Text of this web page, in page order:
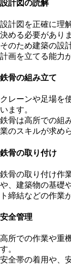
設計図の読解
設計図を正確に理
決める必要があり
そのため建築の設
計画を立てる能力
鉄骨の組み立て
クレーンや足場を
います。
鉄骨は高所での組
業のスキルが求め
鉄骨の取り付け
鉄骨の取り付け作
や、建築物の基礎
ト締結などの作業
安全管理
高所での作業や重
す。
安全帯の着用や、